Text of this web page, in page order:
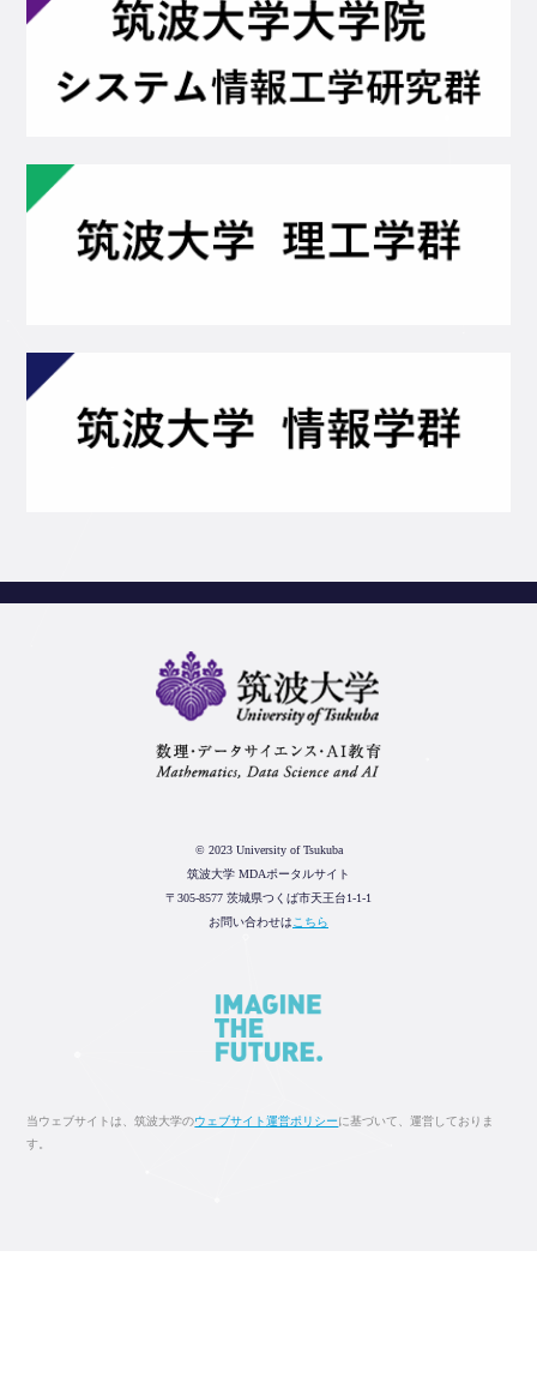
© 2023 University of Tsukuba
筑波大学 MDAポータルサイト
〒305-8577 茨城県つくば市天王台1-1-1
お問い合わせは こちら
当ウェブサイトは、筑波大学のウェブサイト運営ポリシーに基づいて、運営しておりま
す。